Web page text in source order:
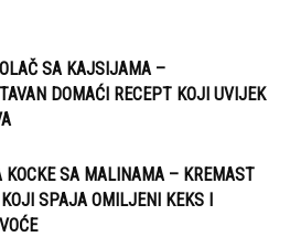
SA KAJSIJAMA –
DOMAĆI RECEPT KOJI UVIJEK
KOCKE SA MALINAMA – KREMAST
SPAJA OMILJENI KEKS I